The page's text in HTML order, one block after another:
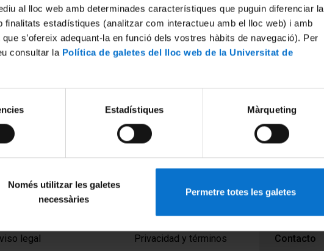
al lloc web amb determinades característiques que puguin diferenciar la
finalitats estadístiques (analitzar com interactueu amb el lloc web) i amb
s’ofereix adequant-la en funció dels vostres hàbits de navegació). Per
consultar la Política de galetes del lloc web de la Universitat de
Estadístiques Màrqueting
Només utilitzar les galetes
necessàries
Permetre totes les galetes
PEU 1
legal PEU 2
Privacidad y términos PEU 3
Contacto